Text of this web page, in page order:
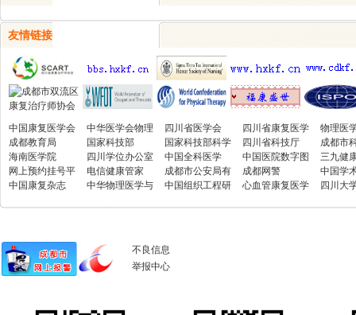
友情链接
中国康复医学会
中华医学会物理
医学与康复学分
会
四川省医学会
四川省康复医学
会
物理医
学分会
成都教育局 国家科技部
国家科技部科学
技术司
四川省科技厅
成都市
海南医学院
四川学位办公室 中国全科医学
中国医院数字图
书馆
三九健
网上预约挂号平
台
电信健康管家
成都市公安局有
害信息处置系统
成都网警
中国学
文投稿
中国康复杂志
中华物理医学与
中国组织工程研
心血管康复医学
四川大
不良信息
举报中心